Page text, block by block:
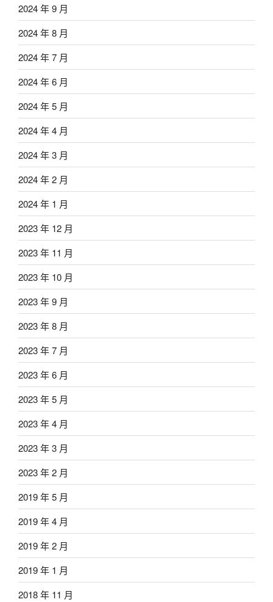
2024 年 9 月
2024 年 8 月
2024 年 7 月
2024 年 6 月
2024 年 5 月
2024 年 4 月
2024 年 3 月
2024 年 2 月
2024 年 1 月
2023 年 12 月
2023 年 11 月
2023 年 10 月
2023 年 9 月
2023 年 8 月
2023 年 7 月
2023 年 6 月
2023 年 5 月
2023 年 4 月
2023 年 3 月
2023 年 2 月
2019 年 5 月
2019 年 4 月
2019 年 2 月
2019 年 1 月
2018 年 11 月